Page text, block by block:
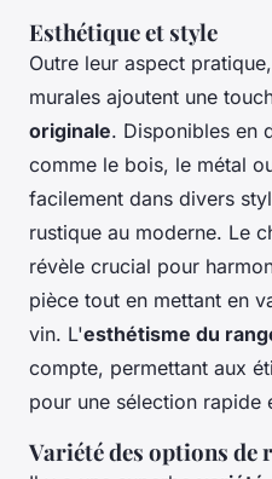
Esthétique et style
Outre leur aspect
murales ajoutent une
originale. Disponibles en
comme le bois, le métal
facilement dans divers
rustique au moderne. Le
révèle crucial pour
pièce tout en mettant en
vin. L'esthétisme du
compte, permettant aux
pour une sélection rapide
Variété des options de